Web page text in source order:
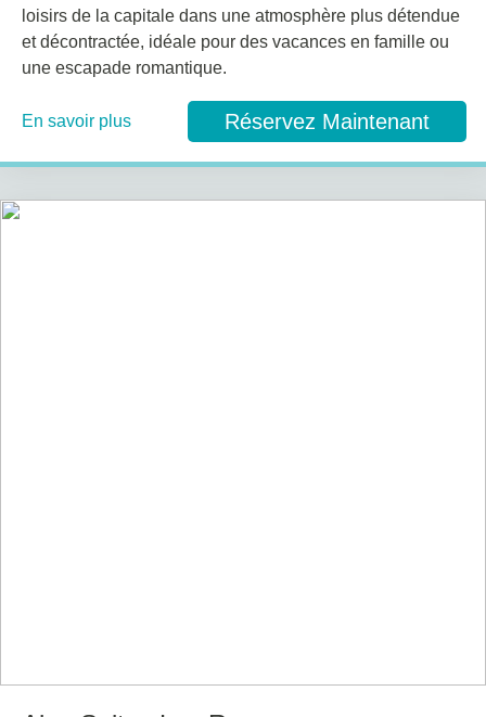
loisirs de la capitale dans une atmosphère plus détendue
et décontractée, idéale pour des vacances en famille ou
une escapade romantique.
En savoir plus Réservez Maintenant